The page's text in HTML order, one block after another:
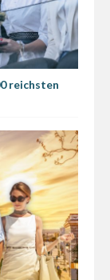
reichsten